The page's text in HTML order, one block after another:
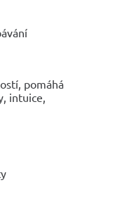
pomáhá
intuice,